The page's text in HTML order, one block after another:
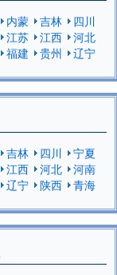
内蒙 吉林
四川
江苏 江西
河北
福建 贵州
辽宁
吉林 四川
宁夏
江西 河北
河南
辽宁 陕西
青海